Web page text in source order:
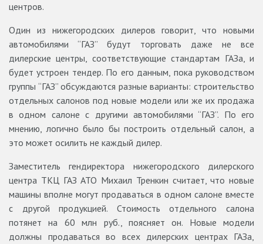
центров.
Один из нижегородских дилеров говорит, что новыми
автомобилями “ГАЗ” будут торговать даже не все
дилерские центры, соответствующие стандартам ГАЗа, и
будет устроен тендер. По его данным, пока руководством
группы “ГАЗ” обсуждаются разные варианты: строительство
отдельных салонов под новые модели или же их продажа
в одном салоне с другими автомобилями “ГАЗ”. По его
мнению, логично было бы построить отдельный салон, а
это может осилить не каждый дилер.
Заместитель гендиректора нижегородского дилерского
центра ТКЦ ГАЗ АТО Михаил Тренкин считает, что новые
машины вполне могут продаваться в одном салоне вместе
с другой продукцией. Стоимость отдельного салона
потянет на 60 млн руб., поясняет он. Новые модели
должны продаваться во всех дилерских центрах ГАЗа,